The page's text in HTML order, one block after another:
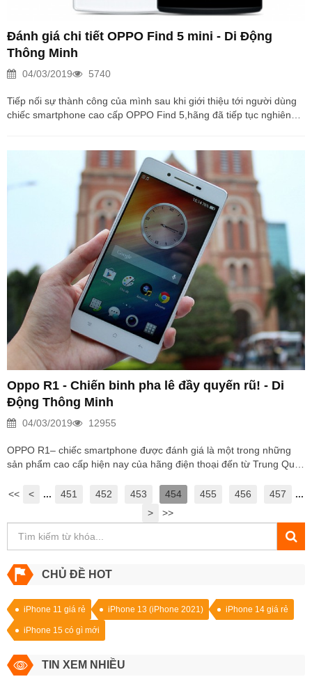
Đánh giá chi tiết OPPO Find 5 mini - Di Động
Thông Minh
04/03/2019 5740
Tiếp nối sự thành công của mình sau khi giới thiệu tới người dùng
chiếc smartphone cao cấp OPPO Find 5,hãng đã tiếp tục nghiên
Bài viết này mình sẽ đánh giá chiếc Find 5 mini này. 1. Thiết kế Dù
chỉ là một sản phẩm tầm trung, nhưng ít ai có thể nhận ra bởi nó
sở hữu một thiết kế khá cao cấp, được chăm chút rất tỉ mỉ từng
Oppo R1 - Chiến binh pha lê đầy quyến rũ! - Di
Động Thông Minh
04/03/2019 12955
OPPO R1– chiếc smartphone được đánh giá là một trong những
sản phẩm cao cấp hiện nay của hãng điện thoại đến từ Trung Quốc
nâng cấp phẩn cứng mà hãng còn thể hiện sự nắm bắt nhu cầu
người dùng khi trang bị cho sản phẩm camera trước và sau có chất
thu hút mọi ánh nhìn từ phía người dùng. 1. Thiết kế Sản phẩm
được đánh giá cao nhờ...
<< < ... 451 452 453 454 455 456 457
...
>
>>
CHỦ ĐỀ HOT
iPhone 11 giá rẻ iPhone 13 (iPhone 2021) iPhone 14 giá rẻ
iPhone 15 có gì mới
TIN XEM NHIỀU